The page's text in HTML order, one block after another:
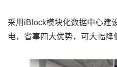
采用iBlock模块化数据中心建
电，省事四大优势，可大幅降